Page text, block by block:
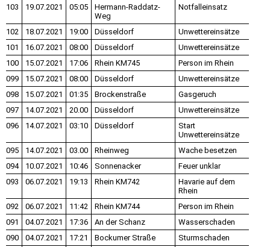
103
19.07.2021 05:05
Hermann-Raddatz-
Weg
Notfalleinsatz
102 18.07.2021 19:00 Düsseldorf
Unwettereinsätze
101
16.07.2021 08:00 Düsseldorf
Unwettereinsätze
100
15.07.2021 17:06 Rhein KM745
Person im Rhein
099
15.07.2021 08:00 Düsseldorf
Unwettereinsätze
098
15.07.2021 01:35 Brockenstraße
Gasgeruch
097
14.07.2021 20.00 Düsseldorf
Unwettereinsätze
096
14.07.2021 03:10 Düsseldorf
Start
Unwettereinsätze
095
14.07.2021 03.00 Rheinweg
Wache besetzen
094
10.07.2021 10:46 Sonnenacker
Feuer unklar
093
06.07.2021 19:13 Rhein KM742
Havarie auf dem
Rhein
092
06.07.2021 11:42 Rhein KM744
Person im Rhein
091
04.07.2021 17:36 An der Schanz
Wasserschaden
090
04.07.2021 17:21 Bockumer Straße Sturmschaden